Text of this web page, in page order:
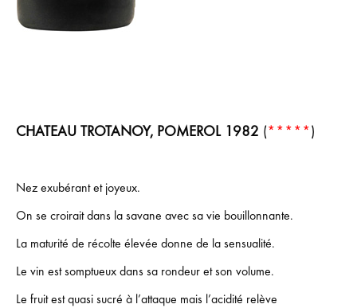
CHATEAU TROTANOY, POMEROL 1982 (*****)
Nez exubérant et joyeux.
On se croirait dans la savane avec sa vie bouillonnante.
La maturité de récolte élevée donne de la sensualité.
Le vin est somptueux dans sa rondeur et son volume.
Le fruit est quasi sucré à l’attaque mais l’acidité relève